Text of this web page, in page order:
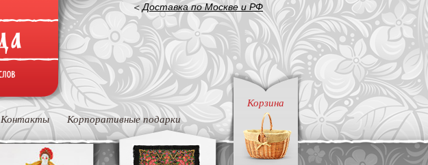
<Доставка по Москве и РФ
Корзина
Контакты Корпоративные подарки